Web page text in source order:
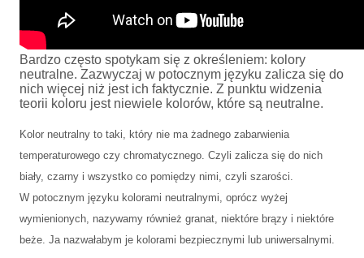
Bardzo często spotykam się z określeniem: kolory
neutralne. Zazwyczaj w potocznym języku zalicza się do
nich więcej niż jest ich faktycznie. Z punktu widzenia
teorii koloru jest niewiele kolorów, które są neutralne.
Kolor neutralny to taki, który nie ma żadnego zabarwienia
temperaturowego czy chromatycznego. Czyli zalicza się do nich
biały, czarny i wszystko co pomiędzy nimi, czyli szarości.
W potocznym języku kolorami neutralnymi, oprócz wyżej
wymienionych, nazywamy również granat, niektóre brązy i niektóre
beże. Ja nazwałabym je kolorami bezpiecznymi lub uniwersalnymi.